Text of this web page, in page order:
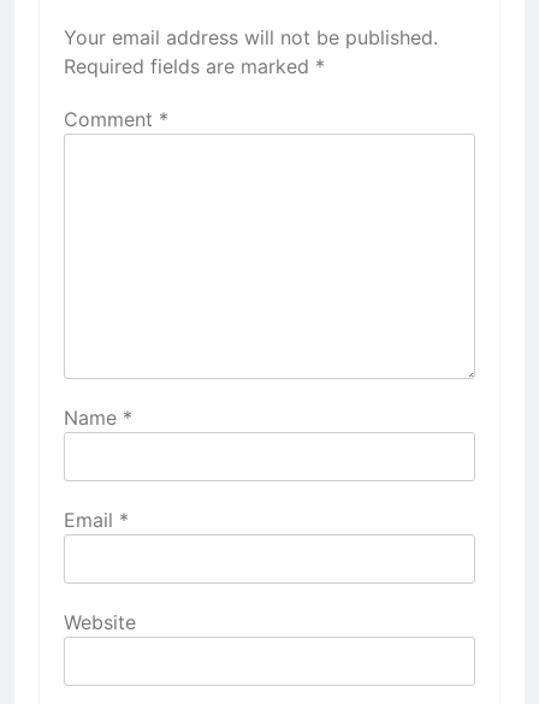
Your email address will not be published.
Required fields are marked *
Comment *
Name *
Email *
Website